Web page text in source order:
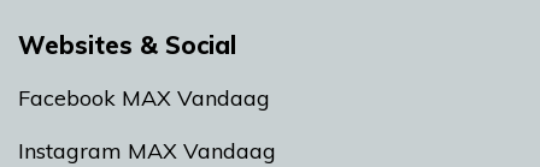
Websites & Social
Facebook MAX Vandaag
Instagram MAX Vandaag